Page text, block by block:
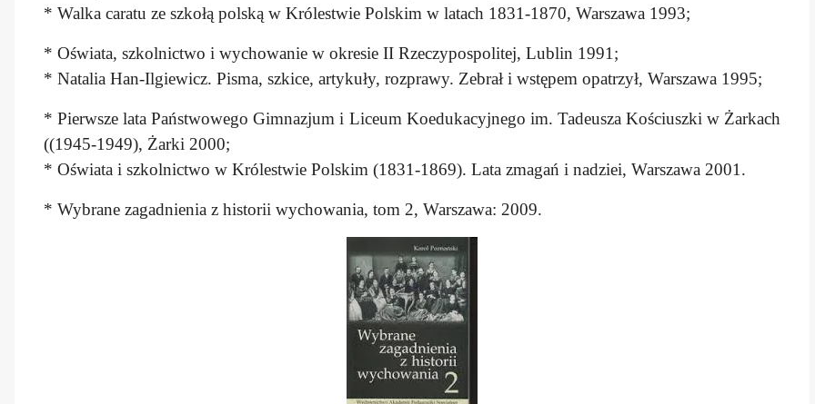
* Walka caratu ze szkołą polską w Królestwie Polskim w latach 1831-1870, Warszawa 1993;
* Oświata, szkolnictwo i wychowanie w okresie II Rzeczypospolitej, Lublin 1991;
* Natalia Han-Ilgiewicz. Pisma, szkice, artykuły, rozprawy. Zebrał i wstępem opatrzył, Warszawa 1995;
* Pierwsze lata Państwowego Gimnazjum i Liceum Koedukacyjnego im. Tadeusza Kościuszki w Żarkach
((1945-1949), Żarki 2000;
* Oświata i szkolnictwo w Królestwie Polskim (1831-1869). Lata zmagań i nadziei, Warszawa 2001.
* Wybrane zagadnienia z historii wychowania, tom 2, Warszawa: 2009.